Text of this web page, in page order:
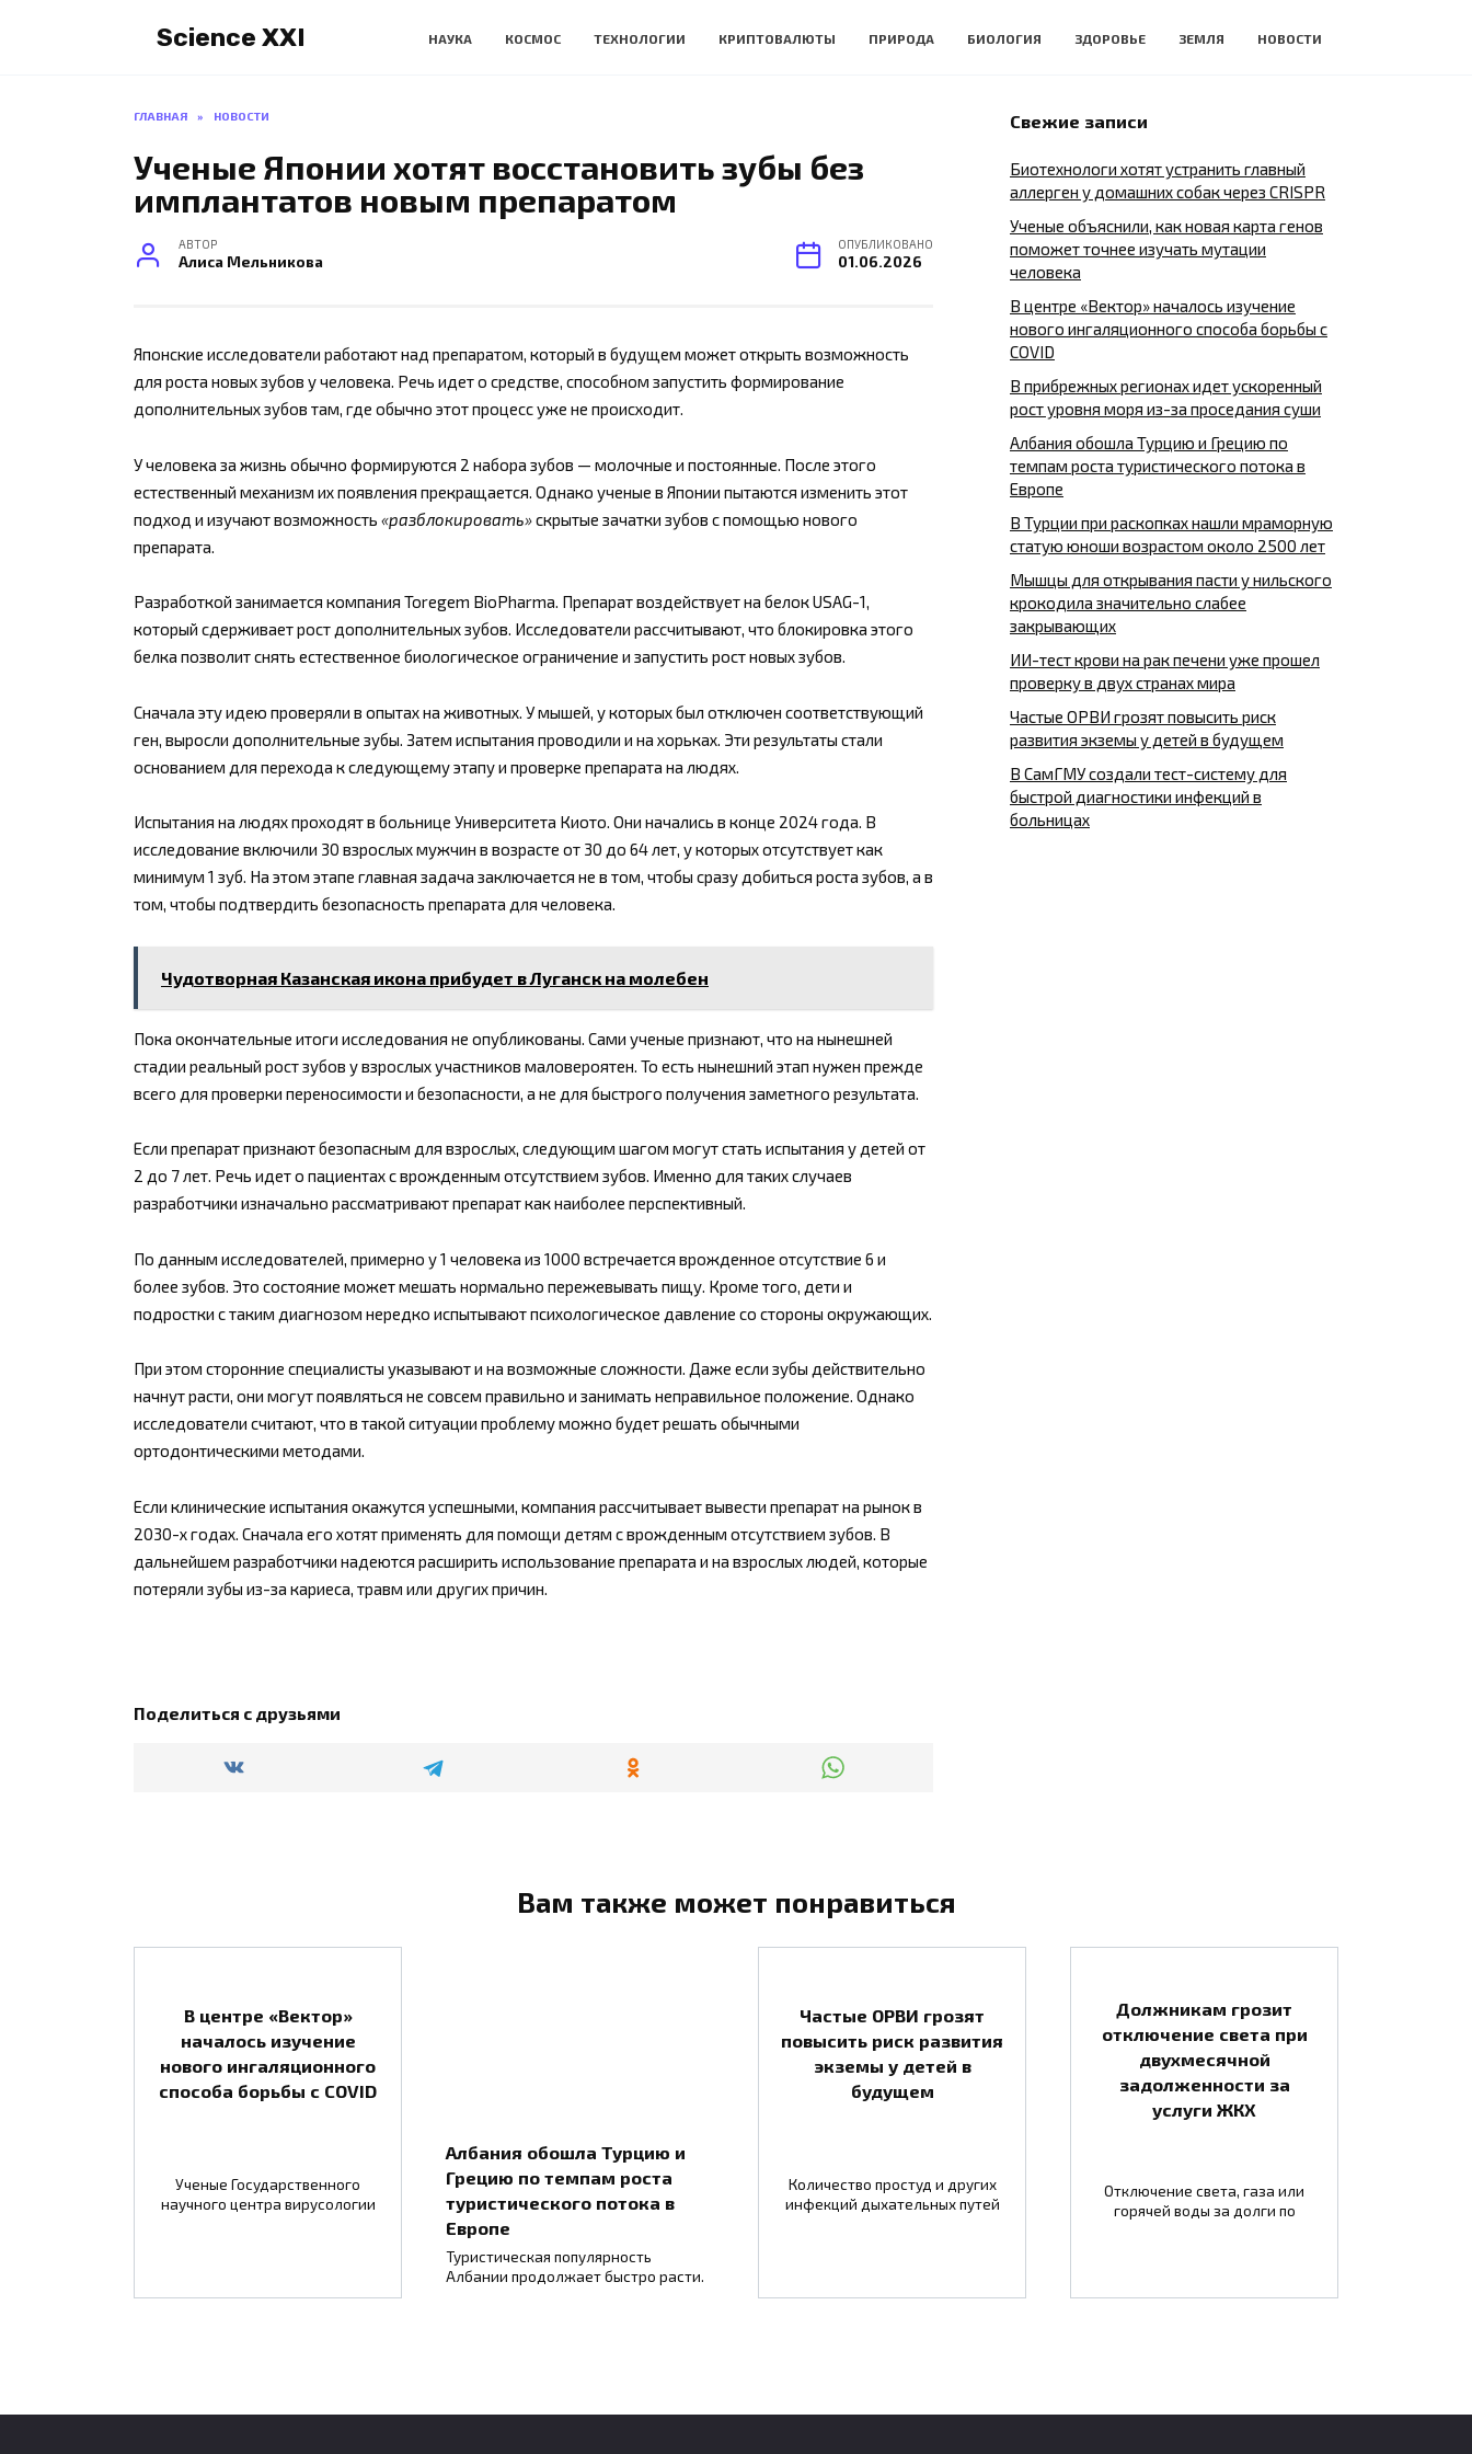
Science XXI НАУКА КОСМОС ТЕХНОЛОГИИ КРИПТОВАЛЮТЫ ПРИРОДА БИОЛОГИЯ ЗДОРОВЬЕ ЗЕМЛЯ НОВОСТИ
ГЛАВНАЯ » НОВОСТИ
Ученые Японии хотят восстановить зубы без
имплантатов новым препаратом
АВТОР
Алиса Мельникова
ОПУБЛИКОВАНО
01.06.2026
Японские исследователи работают над препаратом, который в будущем может открыть возможность
для роста новых зубов у человека. Речь идет о средстве, способном запустить формирование
дополнительных зубов там, где обычно этот процесс уже не происходит.
У человека за жизнь обычно формируются 2 набора зубов — молочные и постоянные. После этого
естественный механизм их появления прекращается. Однако ученые в Японии пытаются изменить этот
подход и изучают возможность «разблокировать»скрытые зачатки зубов с помощью нового
препарата.
Разработкой занимается компания Toregem BioPharma. Препарат воздействует на белок USAG-1,
который сдерживает рост дополнительных зубов. Исследователи рассчитывают, что блокировка этого
белка позволит снять естественное биологическое ограничение и запустить рост новых зубов.
Сначала эту идею проверяли в опытах на животных. У мышей, у которых был отключен соответствующий
ген, выросли дополнительные зубы. Затем испытания проводили и на хорьках. Эти результаты стали
основанием для перехода к следующему этапу и проверке препарата на людях.
Испытания на людях проходят в больнице Университета Киото. Они начались в конце 2024 года. В
исследование включили 30 взрослых мужчин в возрасте от 30 до 64 лет, у которых отсутствует как
минимум 1 зуб. На этом этапе главная задача заключается не в том, чтобы сразу добиться роста зубов, а в
том, чтобы подтвердить безопасность препарата для человека.
Чудотворная Казанская икона прибудет в Луганск на молебен
Пока окончательные итоги исследования не опубликованы. Сами ученые признают, что на нынешней
стадии реальный рост зубов у взрослых участников маловероятен. То есть нынешний этап нужен прежде
всего для проверки переносимости и безопасности, а не для быстрого получения заметного результата.
Если препарат признают безопасным для взрослых, следующим шагом могут стать испытания у детей от
2 до 7 лет. Речь идет о пациентах с врожденным отсутствием зубов. Именно для таких случаев
разработчики изначально рассматривают препарат как наиболее перспективный.
По данным исследователей, примерно у 1 человека из 1000 встречается врожденное отсутствие 6 и
более зубов. Это состояние может мешать нормально пережевывать пищу. Кроме того, дети и
подростки с таким диагнозом нередко испытывают психологическое давление со стороны окружающих.
При этом сторонние специалисты указывают и на возможные сложности. Даже если зубы действительно
начнут расти, они могут появляться не совсем правильно и занимать неправильное положение. Однако
исследователи считают, что в такой ситуации проблему можно будет решать обычными
ортодонтическими методами.
Если клинические испытания окажутся успешными, компания рассчитывает вывести препарат на рынок в
2030-х годах. Сначала его хотят применять для помощи детям с врожденным отсутствием зубов. В
дальнейшем разработчики надеются расширить использование препарата и на взрослых людей, которые
потеряли зубы из-за кариеса, травм или других причин.
Поделиться с друзьями
Свежие записи
Биотехнологи хотят устранить главный
аллерген у домашних собак через CRISPR
Ученые объяснили, как новая карта генов
поможет точнее изучать мутации
человека
В центре «Вектор» началось изучение
нового ингаляционного способа борьбы с
COVID
В прибрежных регионах идет ускоренный
рост уровня моря из-за проседания суши
Албания обошла Турцию и Грецию по
темпам роста туристического потока в
Европе
В Турции при раскопках нашли мраморную
статую юноши возрастом около 2500 лет
Мышцы для открывания пасти у нильского
крокодила значительно слабее
закрывающих
ИИ-тест крови на рак печени уже прошел
проверку в двух странах мира
Частые ОРВИ грозят повысить риск
развития экземы у детей в будущем
В СамГМУ создали тест-систему для
быстрой диагностики инфекций в
больницах
Вам также может понравиться
В центре «Вектор»
началось изучение
нового ингаляционного
способа борьбы с COVID
Ученые Государственного
научного центра вирусологии
Албания обошла Турцию и
Грецию по темпам роста
туристического потока в
Европе
Туристическая популярность
Албании продолжает быстро расти.
Частые ОРВИ грозят
повысить риск развития
экземы у детей в
будущем
Количество простуд и других
инфекций дыхательных путей
Должникам грозит
отключение света при
двухмесячной
задолженности за
услуги ЖКХ
Отключение света, газа или
горячей воды за долги по